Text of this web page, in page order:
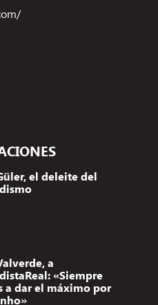
el deleite del
a
«Siempre
a dar el máximo por